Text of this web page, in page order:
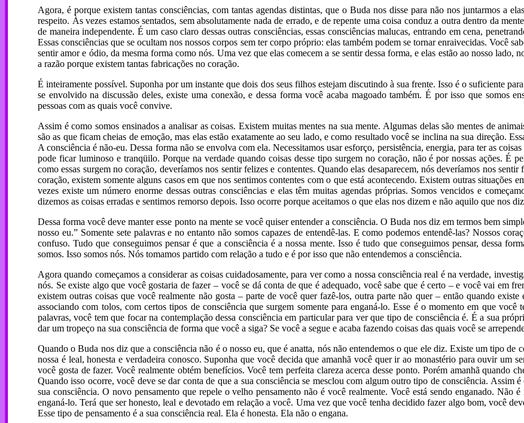
Agora, é porque existem tantas consciências, com tantas agendas distintas, que o Buda nos disse para não nos juntarmos a
respeito. Às vezes estamos sentados, sem absolutamente nada de errado, e de repente uma coisa conduz a outra dentro da
de maneira independente. É um caso claro dessas outras consciências, essas consciências malucas, entrando em cena,
Essas consciências que se ocultam nos nossos corpos sem ter corpo próprio: elas também podem se tornar enraivecidas. Você
sentir amor e ódio, da mesma forma como nós. Uma vez que elas comecem a se sentir dessa forma, e elas estão ao nosso lado,
a razão porque existem tantas fabricações no coração.
É inteiramente possível. Suponha por um instante que dois dos seus filhos estejam discutindo à sua frente. Isso é o suficiente
se envolvido na discussão deles, existe uma conexão, e dessa forma você acaba magoado também. É por isso que somos
pessoas com as quais você convive.
Assim é como somos ensinados a analisar as coisas. Existem muitas mentes na sua mente. Algumas delas são mentes de
são as que ficam cheias de emoção, mas elas estão exatamente ao seu lado, e como resultado você se inclina na sua direção.
A consciência é não-eu. Dessa forma não se envolva com ela. Necessitamos usar esforço, persistência, energia, para ter as
pode ficar luminoso e tranqüilo. Porque na verdade quando coisas desse tipo surgem no coração, não é por nossas ações. É
como essas surgem no coração, deveríamos nos sentir felizes e contentes. Quando elas desaparecem, nós deveríamos nos
coração, existem somente alguns casos em que nos sentimos contentes com o que está acontecendo. Existem outras situações
vezes existe um número enorme dessas outras consciências e elas têm muitas agendas próprias. Somos vencidos e
dizemos as coisas erradas e sentimos remorso depois. Isso ocorre porque aceitamos o que elas nos dizem e não aquilo que nos
Dessa forma você deve manter esse ponto na mente se você quiser entender a consciência. O Buda nos diz em termos bem
nosso eu.” Somente sete palavras e no entanto não somos capazes de entendê-las. E como podemos entendê-las? Nossos
confuso. Tudo que conseguimos pensar é que a consciência é a nossa mente. Isso é tudo que conseguimos pensar, dessa
somos. Isso somos nós. Nós tomamos partido com relação a tudo e é por isso que não entendemos a consciência.
Agora quando começamos a considerar as coisas cuidadosamente, para ver como a nossa consciência real é na verdade,
nós. Se existe algo que você gostaria de fazer – você se dá conta de que é adequado, você sabe que é certo – e você vai em
existem outras coisas que você realmente não gosta – parte de você quer fazê-los, outra parte não quer – então quando
associando com tolos, com certos tipos de consciência que surgem somente para enganá-lo. Esse é o momento em que você
palavras, você tem que focar na contemplação dessa consciência em particular para ver que tipo de consciência é. É a sua
dar um tropeço na sua consciência de forma que você a siga? Se você a segue e acaba fazendo coisas das quais você se
Quando o Buda nos diz que a consciência não é o nosso eu, que é anatta, nós não entendemos o que ele diz. Existe um tipo de
nossa é leal, honesta e verdadeira conosco. Suponha que você decida que amanhã você quer ir ao monastério para ouvir um
você gosta de fazer. Você realmente obtém benefícios. Você tem perfeita clareza acerca desse ponto. Porém amanhã quando
Quando isso ocorre, você deve se dar conta de que a sua consciência se mesclou com algum outro tipo de consciência. Assim
sua consciência. O novo pensamento que repele o velho pensamento não é você realmente. Você está sendo enganado. Não
enganá-lo. Terá que ser honesto, leal e devotado em relação a você. Uma vez que você tenha decidido fazer algo bom, você
Esse tipo de pensamento é a sua consciência real. Ela é honesta. Ela não o engana.